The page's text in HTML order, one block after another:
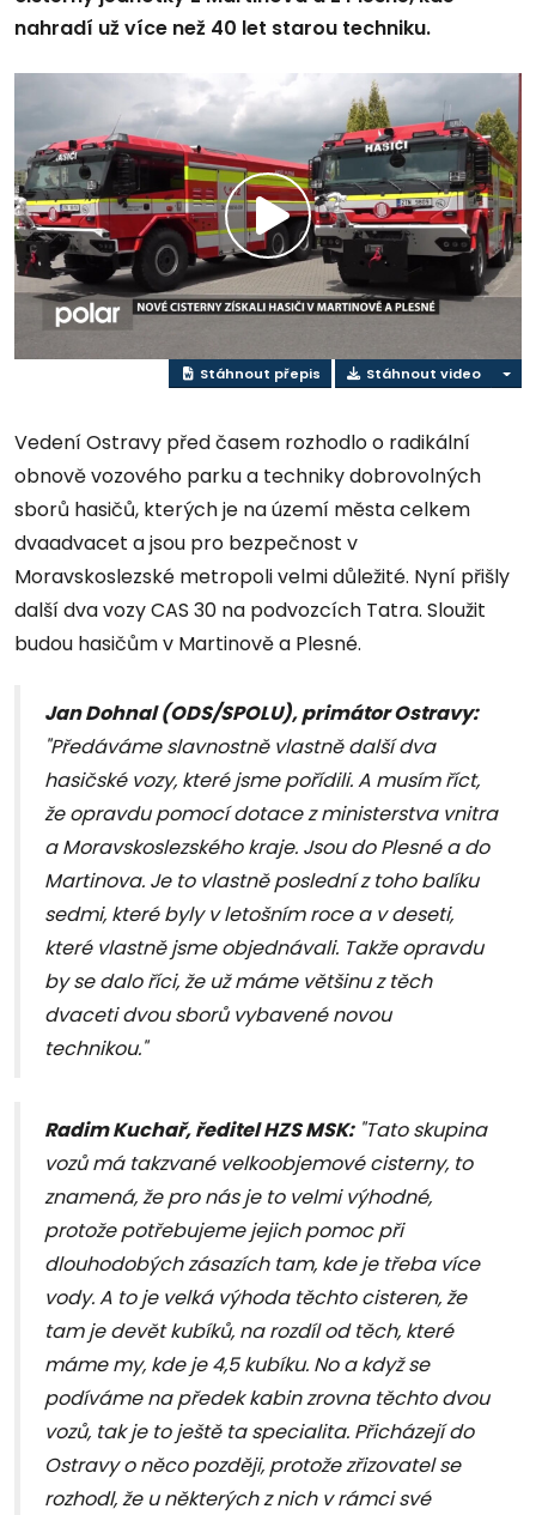
nahradí už více než 40 let starou techniku.
Přehrát
video
Stáhnout přepis Stáhnout video
Vedení Ostravy před časem rozhodlo o radikální
obnově vozového parku a techniky dobrovolných
sborů hasičů, kterých je na území města celkem
dvaadvacet a jsou pro bezpečnost v
Moravskoslezské metropoli velmi důležité. Nyní přišly
další dva vozy CAS 30 na podvozcích Tatra. Sloužit
budou hasičům v Martinově a Plesné.
Jan Dohnal (ODS/SPOLU), primátor Ostravy:
"Předáváme slavnostně vlastně další dva
hasičské vozy, které jsme pořídili. A musím říct,
že opravdu pomocí dotace z ministerstva vnitra
a Moravskoslezského kraje. Jsou do Plesné a do
Martinova. Je to vlastně poslední z toho balíku
sedmi, které byly v letošním roce a v deseti,
které vlastně jsme objednávali. Takže opravdu
by se dalo říci, že už máme většinu z těch
dvaceti dvou sborů vybavené novou
technikou."
Radim Kuchař, ředitel HZS MSK:"Tato skupina
vozů má takzvané velkoobjemové cisterny, to
znamená, že pro nás je to velmi výhodné,
protože potřebujeme jejich pomoc při
dlouhodobých zásazích tam, kde je třeba více
vody. A to je velká výhoda těchto cisteren, že
tam je devět kubíků, na rozdíl od těch, které
máme my, kde je 4,5 kubíku. No a když se
podíváme na předek kabin zrovna těchto dvou
vozů, tak je to ještě ta specialita. Přicházejí do
Ostravy o něco později, protože zřizovatel se
rozhodl, že u některých z nich v rámci své